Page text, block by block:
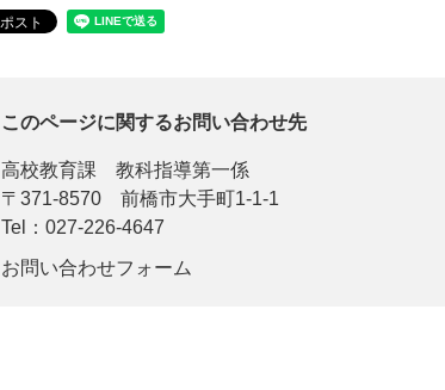
このページに関するお問い合わせ先
高校教育課
教科指導第一係
〒371-8570
前橋市大手町1-1-1
Tel：027-226-4647
お問い合わせフォーム